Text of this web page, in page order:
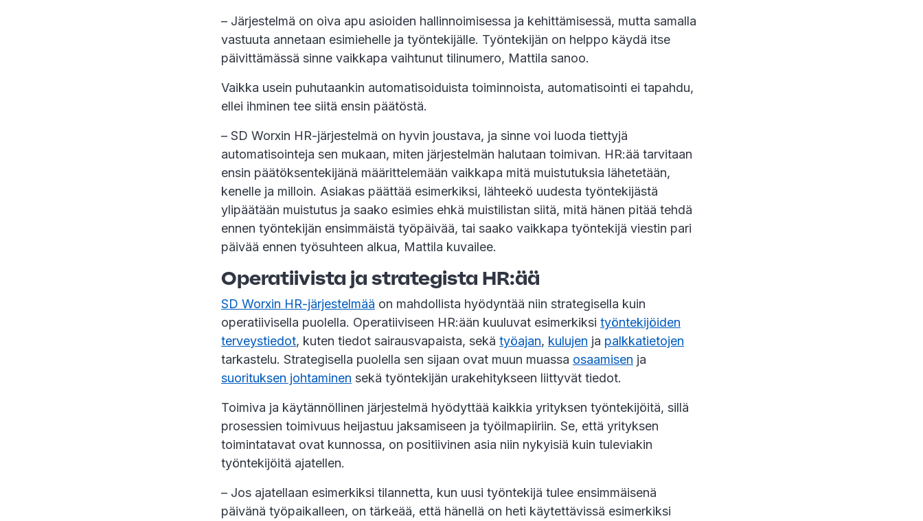
– Järjestelmä on oiva apu asioiden hallinnoimisessa ja kehittämisessä, mutta samalla
vastuuta annetaan esimiehelle ja työntekijälle. Työntekijän on helppo käydä itse
päivittämässä sinne vaikkapa vaihtunut tilinumero, Mattila sanoo.
Vaikka usein puhutaankin automatisoiduista toiminnoista, automatisointi ei tapahdu,
ellei ihminen tee siitä ensin päätöstä.
– SD Worxin HR-järjestelmä on hyvin joustava, ja sinne voi luoda tiettyjä
automatisointeja sen mukaan, miten järjestelmän halutaan toimivan. HR:ää tarvitaan
ensin päätöksentekijänä määrittelemään vaikkapa mitä muistutuksia lähetetään,
kenelle ja milloin. Asiakas päättää esimerkiksi, lähteekö uudesta työntekijästä
ylipäätään muistutus ja saako esimies ehkä muistilistan siitä, mitä hänen pitää tehdä
ennen työntekijän ensimmäistä työpäivää, tai saako vaikkapa työntekijä viestin pari
päivää ennen työsuhteen alkua, Mattila kuvailee.
Operatiivista ja strategista HR:ää
SD Worxin HR-järjestelmää on mahdollista hyödyntää niin strategisella kuin
operatiivisella puolella. Operatiiviseen HR:ään kuuluvat esimerkiksi työntekijöiden
terveystiedot, kuten tiedot sairausvapaista, sekä työajan, kulujen ja palkkatietojen
tarkastelu. Strategisella puolella sen sijaan ovat muun muassa osaamisen ja
suorituksen johtaminen sekä työntekijän urakehitykseen liittyvät tiedot.
Toimiva ja käytännöllinen järjestelmä hyödyttää kaikkia yrityksen työntekijöitä, sillä
prosessien toimivuus heijastuu jaksamiseen ja työilmapiiriin. Se, että yrityksen
toimintatavat ovat kunnossa, on positiivinen asia niin nykyisiä kuin tuleviakin
työntekijöitä ajatellen.
– Jos ajatellaan esimerkiksi tilannetta, kun uusi työntekijä tulee ensimmäisenä
päivänä työpaikalleen, on tärkeää, että hänellä on heti käytettävissä esimerkiksi